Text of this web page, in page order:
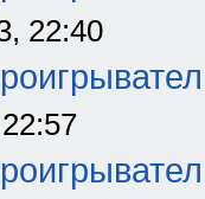
22:40